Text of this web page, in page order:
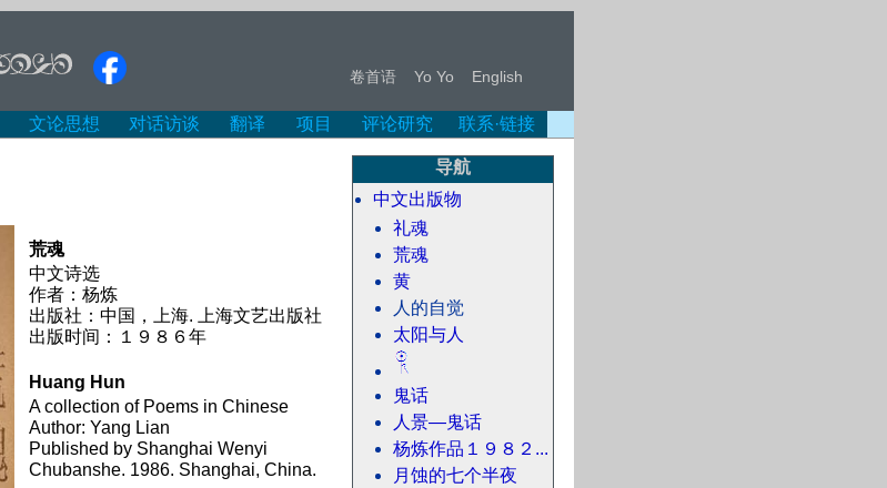
卷首语 Yo Yo English
文论思想 对话访谈 翻译 项目 评论研究 联系·链接
导航
中文出版物
礼魂
荒魂
黄
人的自觉
太阳与人
鬼话
人景—鬼话
杨炼作品１９８２...
月蚀的七个半夜
荒魂
中文诗选
作者：杨炼
出版社：中国，上海. 上海文艺出版社
出版时间：１９８６年
Huang Hun
A collection of Poems in Chinese
Author: Yang Lian
Published by Shanghai Wenyi
Chubanshe. 1986. Shanghai, China.